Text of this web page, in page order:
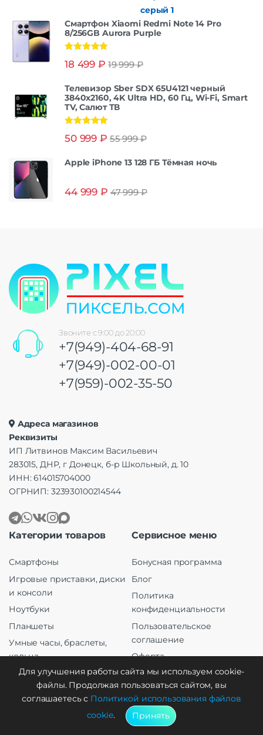
Смартфон Xiaomi Redmi Note 14 Pro
8/256GB Aurora Purple
из 5
18 499 ₽ 19 999₽
Телевизор Sber SDX 65U4121 черный
3840x2160, 4K Ultra HD, 60 Гц, Wi-Fi, Smart
TV, Салют ТВ
из 5
50 999 ₽ 55 999₽
Apple iPhone 13 128 ГБ Тёмная ночь
44 999 ₽ 47 999₽
Звоните с 9:00 до 20:00
+7(949)-404-68-91
+7(949)-002-00-01
+7(959)-002-35-50
Адреса магазинов
Реквизиты
ИП Литвинов Максим Васильевич
283015, ДНР, г Донецк, б-р Школьный, д. 10
ИНН: 614015704000
ОГРНИП: 323930100214544
Категории товаров
Смартфоны
Игровые приставки, диски
и консоли
Ноутбуки
Планшеты
Умные часы, браслеты,
кольца
Телевизоры
Электротранспорт
Сервисное меню
Бонусная программа
Блог
Политика
конфиденциальности
Пользовательское
соглашение
Оферта
Правила возврата
FAQ
Сравнение
Мой аккаунт
Для улучшения работы сайта мы используем cookie-
файлы. Продолжая пользоваться сайтом, вы
соглашаетесь с Политикой использования файлов
cookie. Принять